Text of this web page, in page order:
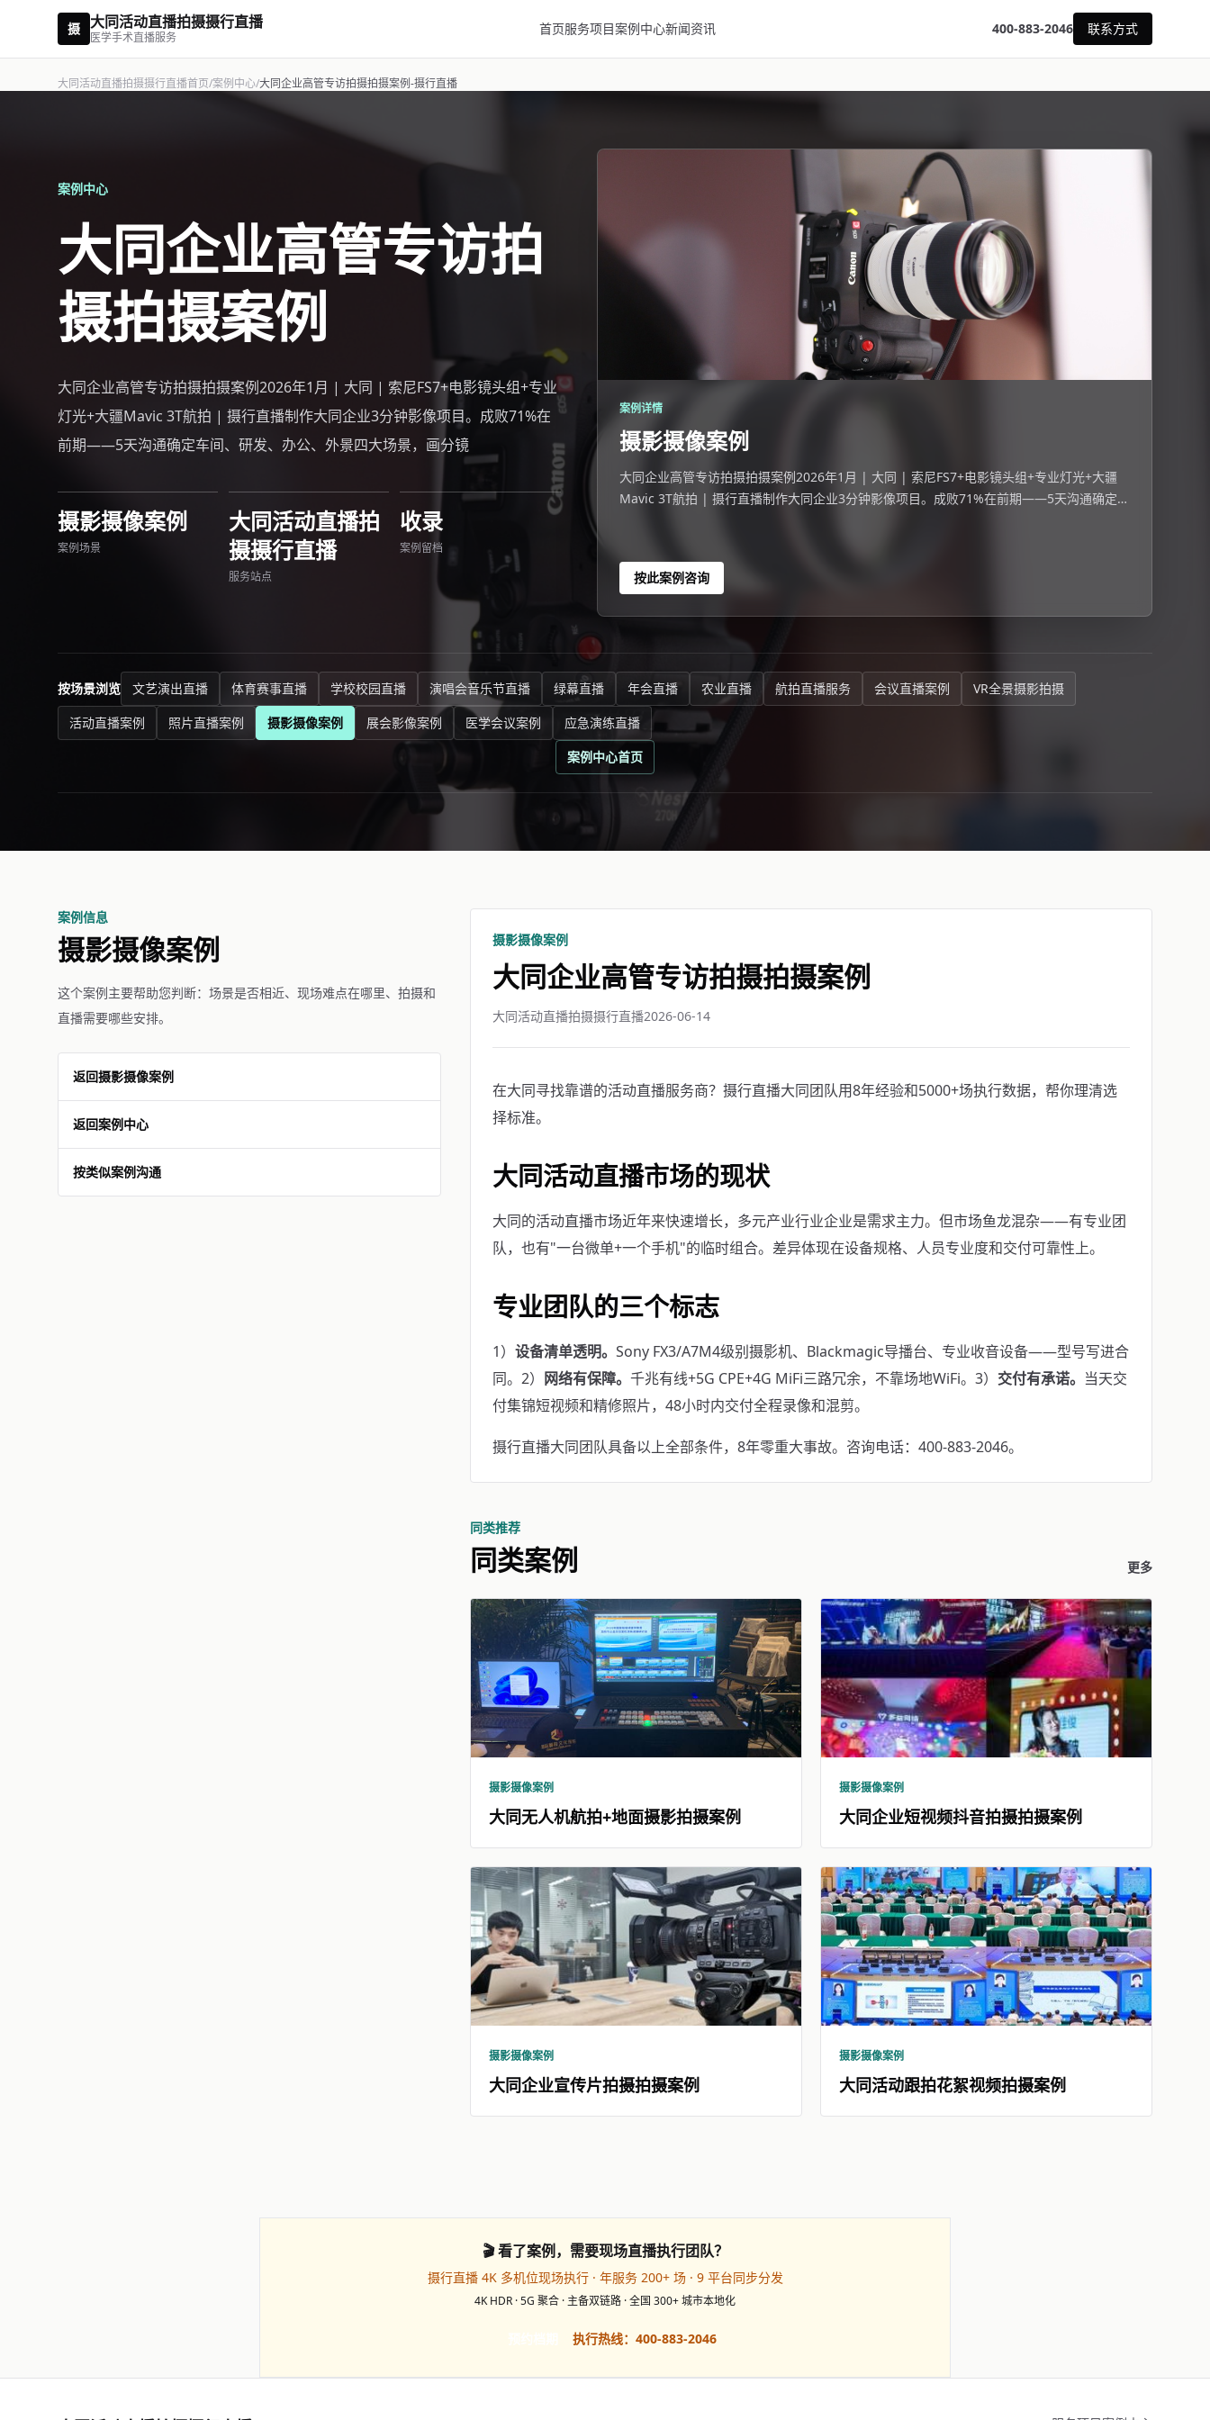
摄 大同活动直播拍摄摄行直播
医学手术直播服务
首页服务项目案例中心新闻资讯 400-883-2046 联系方式
大同活动直播拍摄摄行直播首页/案例中心/大同企业高管专访拍摄拍摄案例-摄行直播
案例中心
大同企业高管专访拍
摄拍摄案例
大同企业高管专访拍摄拍摄案例2026年1月 | 大同 | 索尼FS7+电影镜头组+专业
灯光+大疆Mavic 3T航拍 | 摄行直播制作大同企业3分钟影像项目。成败71%在
前期——5天沟通确定车间、研发、办公、外景四大场景，画分镜
摄影摄像案例
案例场景
大同活动直播拍
摄摄行直播
服务站点
收录
案例留档
案例详情
摄影摄像案例
大同企业高管专访拍摄拍摄案例2026年1月 | 大同 | 索尼FS7+电影镜头组+专业灯光+大疆
Mavic 3T航拍 | 摄行直播制作大同企业3分钟影像项目。成败71%在前期——5天沟通确定车
按此案例咨询
按场景浏览 文艺演出直播 体育赛事直播 学校校园直播 演唱会音乐节直播 绿幕直播 年会直播 农业直播 航拍直播服务 会议直播案例
VR全景摄影拍摄
活动直播案例
照片直播案例 摄影摄像案例 展会影像案例 医学会议案例
应急演练直播
案例中心首页
案例信息
摄影摄像案例
这个案例主要帮助您判断：场景是否相近、现场难点在哪里、拍摄和
直播需要哪些安排。
返回摄影摄像案例
返回案例中心
按类似案例沟通
摄影摄像案例
大同企业高管专访拍摄拍摄案例
大同活动直播拍摄摄行直播2026-06-14
在大同寻找靠谱的活动直播服务商？摄行直播大同团队用8年经验和5000+场执行数据，帮你理清选
择标准。
大同活动直播市场的现状
大同的活动直播市场近年来快速增长，多元产业行业企业是需求主力。但市场鱼龙混杂——有专业团
队，也有"一台微单+一个手机"的临时组合。差异体现在设备规格、人员专业度和交付可靠性上。
专业团队的三个标志
1）设备清单透明。Sony FX3/A7M4级别摄影机、Blackmagic导播台、专业收音设备——型号写进合
同。2） 网络有保障。千兆有线+5G CPE+4G MiFi三路冗余，不靠场地WiFi。3） 交付有承诺。 当天交
付集锦短视频和精修照片，48小时内交付全程录像和混剪。
摄行直播大同团队具备以上全部条件，8年零重大事故。咨询电话：400-883-2046。
同类推荐
同类案例 更多
摄影摄像案例
大同无人机航拍+地面摄影拍摄案例
摄影摄像案例
大同企业短视频抖音拍摄拍摄案例
摄影摄像案例
大同企业宣传片拍摄拍摄案例
摄影摄像案例
大同活动跟拍花絮视频拍摄案例
🎬 看了案例，需要现场直播执行团队？
摄行直播 4K 多机位现场执行 · 年服务 200+ 场 · 9 平台同步分发
4K HDR · 5G 聚合 · 主备双链路 · 全国 300+ 城市本地化
执行热线：400-883-2046